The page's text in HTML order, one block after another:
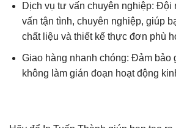
Dịch vụ tư vấn chuyên nghiệp: Đội
vấn tận tình, chuyên nghiệp, giúp
chất liệu và thiết kế thực đơn phù
Giao hàng nhanh chóng: Đảm bảo
không làm gián đoạn hoạt động